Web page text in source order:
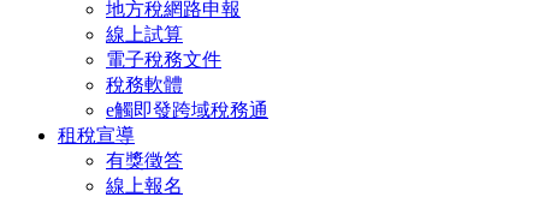
地方稅網路申報
線上試算
電子稅務文件
稅務軟體
e觸即發跨域稅務通
租稅宣導
有獎徵答
線上報名